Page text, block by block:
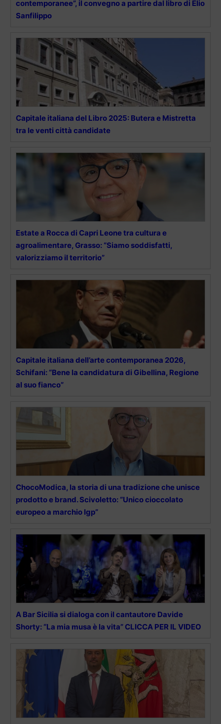
contemporanee”, il convegno a partire dal libro di Elio
Sanfilippo
Capitale italiana del Libro 2025: Butera e Mistretta
tra le venti città candidate
Estate a Rocca di Capri Leone tra cultura e
agroalimentare, Grasso: “Siamo soddisfatti,
valorizziamo il territorio”
Capitale italiana dell’arte contemporanea 2026,
Schifani: “Bene la candidatura di Gibellina, Regione
al suo fianco”
ChocoModica, la storia di una tradizione che unisce
prodotto e brand. Scivoletto: “Unico cioccolato
europeo a marchio Igp”
A Bar Sicilia si dialoga con il cantautore Davide
Shorty: “La mia musa è la vita” CLICCA PER IL VIDEO